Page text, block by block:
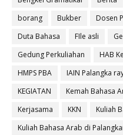
borang
Bukber Dosen
Duta Bahasa
FIle asli
Gedung Perkuliahan
HAB
HMPS PBA
IAIN Palangka
KEGIATAN
Kemah Bahasa
Kerjasama
KKN
Kuliah
Kuliah Bahasa Arab di